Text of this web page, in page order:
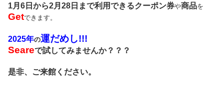
1月6日から2月28日まで利用できるクーポン券や商品を
Getできます。
2025年の運だめし!!!
Seareで試してみませんか？？？
是非、ご来館ください。